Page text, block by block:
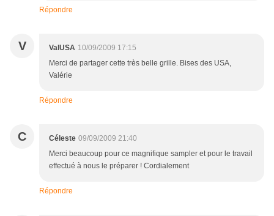
Répondre
V ValUSA 10/09/2009 17:15
Merci de partager cette très belle grille. Bises des USA,
Valérie
Répondre
C Céleste 09/09/2009 21:40
Merci beaucoup pour ce magnifique sampler et pour le travail
effectué à nous le préparer ! Cordialement
Répondre